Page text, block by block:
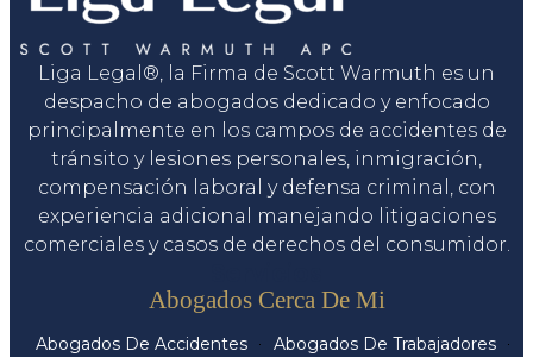
Liga Legal®, la Firma de Scott Warmuth es un
despacho de abogados dedicado y enfocado
principalmente en los campos de accidentes de
tránsito y lesiones personales, inmigración,
compensación laboral y defensa criminal, con
experiencia adicional manejando litigaciones
comerciales y casos de derechos del consumidor.
Abogados Cerca De Mi
Abogados De Accidentes Abogados De Trabajadores